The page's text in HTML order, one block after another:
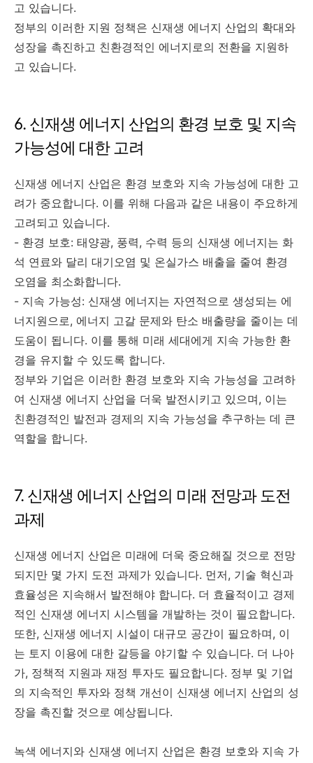
고 있습니다.
정부의 이러한 지원 정책은 신재생 에너지 산업의 확대와
성장을 촉진하고 친환경적인 에너지로의 전환을 지원하
고 있습니다.
6. 신재생 에너지 산업의 환경 보호 및 지속
가능성에 대한 고려
신재생 에너지 산업은 환경 보호와 지속 가능성에 대한 고
려가 중요합니다. 이를 위해 다음과 같은 내용이 주요하게
고려되고 있습니다.
- 환경 보호: 태양광, 풍력, 수력 등의 신재생 에너지는 화
석 연료와 달리 대기오염 및 온실가스 배출을 줄여 환경
오염을 최소화합니다.
- 지속 가능성: 신재생 에너지는 자연적으로 생성되는 에
너지원으로, 에너지 고갈 문제와 탄소 배출량을 줄이는 데
도움이 됩니다. 이를 통해 미래 세대에게 지속 가능한 환
경을 유지할 수 있도록 합니다.
정부와 기업은 이러한 환경 보호와 지속 가능성을 고려하
여 신재생 에너지 산업을 더욱 발전시키고 있으며, 이는
친환경적인 발전과 경제의 지속 가능성을 추구하는 데 큰
역할을 합니다.
7. 신재생 에너지 산업의 미래 전망과 도전
과제
신재생 에너지 산업은 미래에 더욱 중요해질 것으로 전망
되지만 몇 가지 도전 과제가 있습니다. 먼저, 기술 혁신과
효율성은 지속해서 발전해야 합니다. 더 효율적이고 경제
적인 신재생 에너지 시스템을 개발하는 것이 필요합니다.
또한, 신재생 에너지 시설이 대규모 공간이 필요하며, 이
는 토지 이용에 대한 갈등을 야기할 수 있습니다. 더 나아
가, 정책적 지원과 재정 투자도 필요합니다. 정부 및 기업
의 지속적인 투자와 정책 개선이 신재생 에너지 산업의 성
장을 촉진할 것으로 예상됩니다.
녹색 에너지와 신재생 에너지 산업은 환경 보호와 지속 가